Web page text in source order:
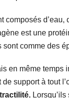
composés d’eau,
est une
en même temps
de support à tout